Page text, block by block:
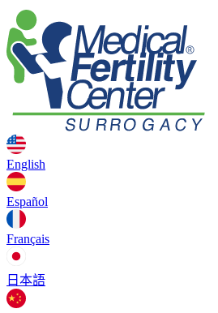
English
Español
Français
日本語